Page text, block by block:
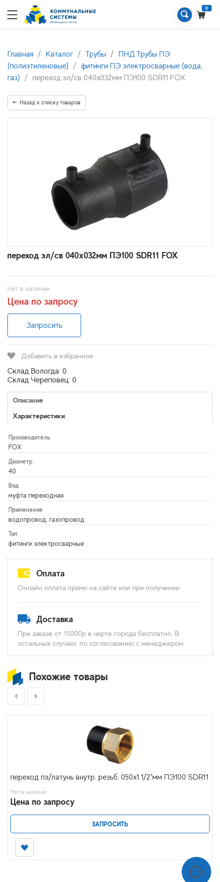
0
Главная Каталог Трубы
ПНД Трубы ПЭ
(полиэтиленовые)
фитинги ПЭ электросварные (вода,
газ)
переход эл/св 040х032мм ПЭ100 SDR11 FOX
Назад к списку товаров
переход эл/св 040х032мм ПЭ100 SDR11 FOX
Нет в наличии
Цена по запросу
Запросить
Добавить в избранное
Склад Вологда: 0
Склад Череповец: 0
Описание
Характеристики
Производитель
FOX
Диаметр
40
Вид
муфта переходная
Применение
водопровод, газопровод
Тип
фитинги электросварные
Оплата
Онлайн оплата прямо на сайте или при получении.
Доставка
При заказе от 15000р в черте города бесплатно. В
остальных случаях, по согласованию с менеджером.
Похожие товары
переход пэ/латунь внутр. резьб. 050х1 1/2"мм ПЭ100 SDR11
Нет в наличии
Цена по запросу
ЗАПРОСИТЬ